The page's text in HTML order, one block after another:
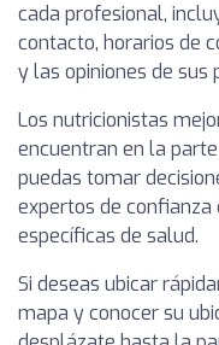
cada profesional,
contacto, horarios de
y las opiniones de sus
Los nutricionistas
encuentran en la
puedas tomar
expertos de confianza
específicas de salud.
Si deseas ubicar
mapa y conocer su